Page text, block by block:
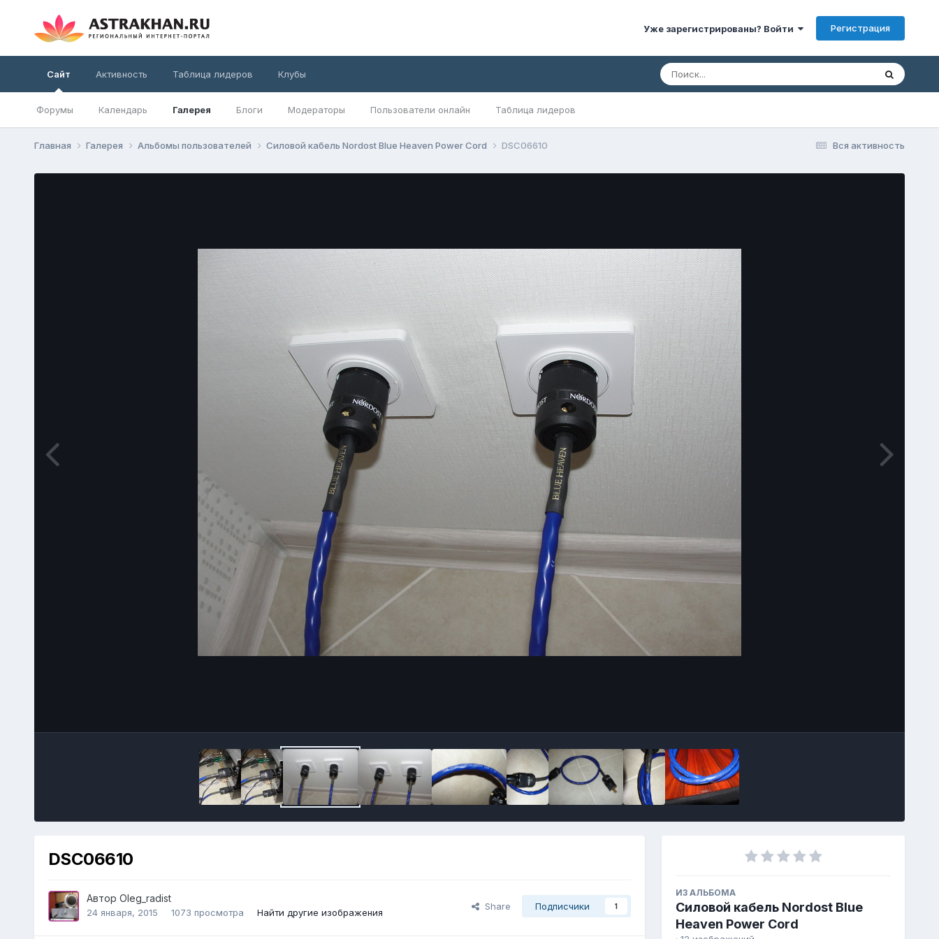
Уже зарегистрированы? Войти Регистрация
Сайт
Форумы Календарь Галерея Блоги Модераторы Пользователи онлайн Таблица лидеров
Активность Таблица лидеров Клубы
Вся активность
Главная Галерея Альбомы пользователей Силовой кабель Nordost Blue Heaven Power Cord DSC06610
DSC06610
Автор Oleg_radist
24 января, 2015 1073 просмотра Найти другие изображения
Share Подписчики 1
ИЗ АЛЬБОМА
Силовой кабель Nordost Blue
Heaven Power Cord